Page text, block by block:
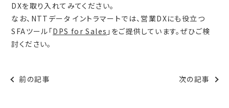
DXを取り入れてみてください。
なお、NTTデータ イントラマートでは、営業DXにも役立つ
SFAツール「DPS for Sales 」をご提供しています。ぜひご検
討ください。
前の記事 次の記事